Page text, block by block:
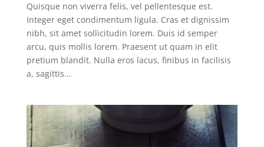
Quisque non viverra felis, vel pellentesque est.
Integer eget condimentum ligula. Cras et dignissim
nibh, sit amet sollicitudin lorem. Duis id semper
arcu, quis mollis lorem. Praesent ut quam in elit
pretium blandit. Nulla eros lacus, finibus in facilisis
a, sagittis...